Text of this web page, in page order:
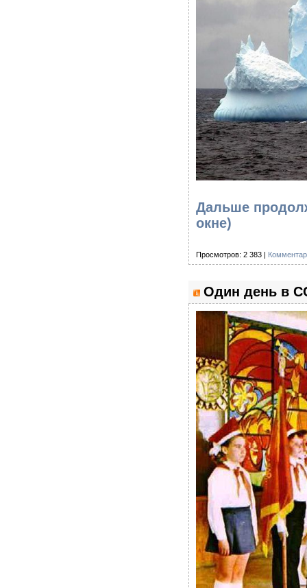
Дальше
окне)
Просмотров: 2 383 |
Один день в